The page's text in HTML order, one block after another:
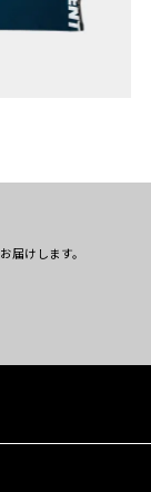
届けします。